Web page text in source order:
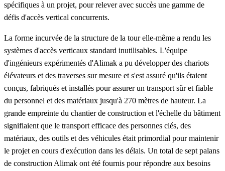
spécifiques à un projet, pour relever avec succès une gamme de
défis d'accès vertical concurrents.
La forme incurvée de la structure de la tour elle-même a rendu les
systèmes d'accès verticaux standard inutilisables. L'équipe
d'ingénieurs expérimentés d'Alimak a pu développer des chariots
élévateurs et des traverses sur mesure et s'est assuré qu'ils étaient
conçus, fabriqués et installés pour assurer un transport sûr et fiable
du personnel et des matériaux jusqu'à 270 mètres de hauteur. La
grande empreinte du chantier de construction et l'échelle du bâtiment
signifiaient que le transport efficace des personnes clés, des
matériaux, des outils et des véhicules était primordial pour maintenir
le projet en cours d'exécution dans les délais. Un total de sept palans
de construction Alimak ont été fournis pour répondre aux besoins